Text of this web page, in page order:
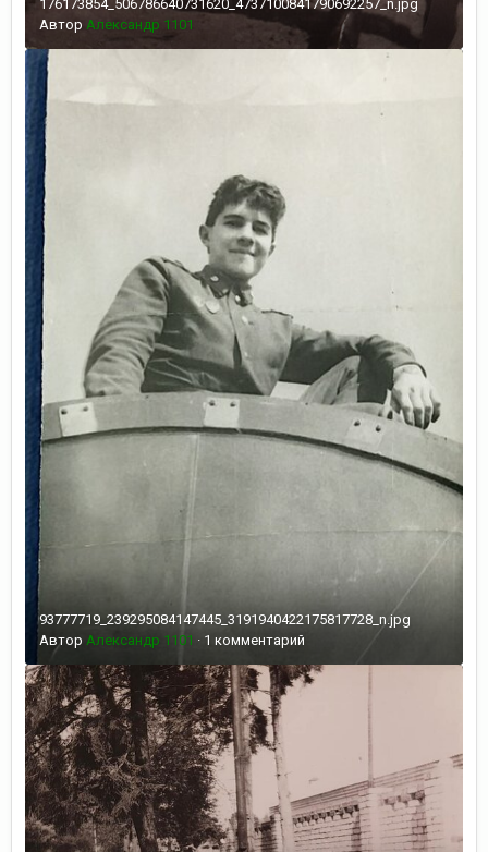
176173854_506786640731620_4737100841790692257_n.jpg
Автор Александр 1101
93777719_239295084147445_3191940422175817728_n.jpg
Автор Александр 1101 · 1 комментарий